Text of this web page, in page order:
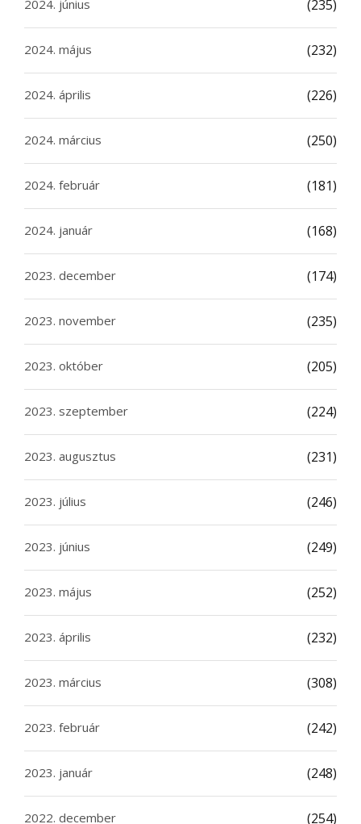
2024. június (235)
2024. május (232)
2024. április (226)
2024. március (250)
2024. február (181)
2024. január (168)
2023. december (174)
2023. november (235)
2023. október (205)
2023. szeptember (224)
2023. augusztus (231)
2023. július (246)
2023. június (249)
2023. május (252)
2023. április (232)
2023. március (308)
2023. február (242)
2023. január (248)
2022. december (254)